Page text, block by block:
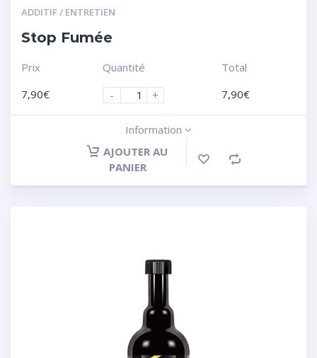
ADDITIF / ENTRETIEN
Stop Fumée
Prix
7,90€
Quantité
-
+
Total
7,90€
Information
AJOUTER AU
PANIER